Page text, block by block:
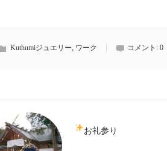
Kuthumiジュエリー, ワーク コメント: 0
お礼参り